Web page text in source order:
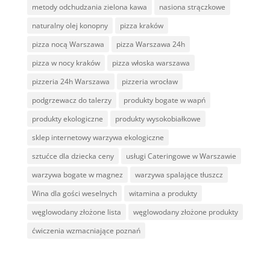
metody odchudzania zielona kawa
nasiona strączkowe
naturalny olej konopny
pizza kraków
pizza nocą Warszawa
pizza Warszawa 24h
pizza w nocy kraków
pizza włoska warszawa
pizzeria 24h Warszawa
pizzeria wrocław
podgrzewacz do talerzy
produkty bogate w wapń
produkty ekologiczne
produkty wysokobiałkowe
sklep internetowy warzywa ekologiczne
sztućce dla dziecka ceny
usługi Cateringowe w Warszawie
warzywa bogate w magnez
warzywa spalające tłuszcz
Wina dla gości weselnych
witamina a produkty
węglowodany złożone lista
węglowodany złożone produkty
ćwiczenia wzmacniające poznań